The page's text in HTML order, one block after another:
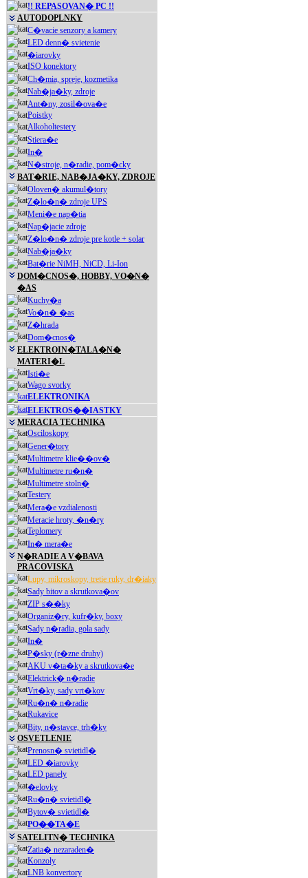
!! REPASOVAN� PC !!
AUTODOPLNKY
C�vacie senzory a kamery
LED denn� svietenie
�iarovky
ISO konektory
Ch�mia, spreje, kozmetika
Nab�ja�ky, zdroje
Ant�ny, zosil�ova�e
Poistky
Alkoholtestery
Stiera�e
In�
N�stroje, n�radie, pom�cky
BAT�RIE, NAB�JA�KY, ZDROJE
Oloven� akumul�tory
Z�lo�n� zdroje UPS
Meni�e nap�tia
Nap�jacie zdroje
Z�lo�n� zdroje pre kotle + solar
Nab�ja�ky
Bat�rie NiMH, NiCD, Li-Ion
DOM�CNOS�, HOBBY, VO�N�
�AS
Kuchy�a
Vo�n� �as
Z�hrada
Dom�cnos�
ELEKTROIN�TALA�N�
MATERI�L
Isti�e
Wago svorky
ELEKTRONIKA
ELEKTROS��IASTKY
MERACIA TECHNIKA
Osciloskopy
Gener�tory
Multimetre klie��ov�
Multimetre ru�n�
Multimetre stoln�
Testery
Mera�e vzdialenosti
Meracie hroty, �n�ry
Teplomery
In� mera�e
N�RADIE A V�BAVA
PRACOVISKA
Lupy, mikroskopy, tretie ruky, dr�iaky
Sady bitov a skrutkova�ov
ZIP s��ky
Organiz�ry, kufr�ky, boxy
Sady n�radia, gola sady
In�
P�sky (r�zne druhy)
AKU v�ta�ky a skrutkova�e
Elektrick� n�radie
Vrt�ky, sady vrt�kov
Ru�n� n�radie
Rukavice
Bity, n�stavce, trh�ky
OSVETLENIE
Prenosn� svietidl�
LED �iarovky
LED panely
�elovky
Ru�n� svietidl�
Bytov� svietidl�
PO��TA�E
SATELITN� TECHNIKA
Zatia� nezaraden�
Konzoly
LNB konvertory